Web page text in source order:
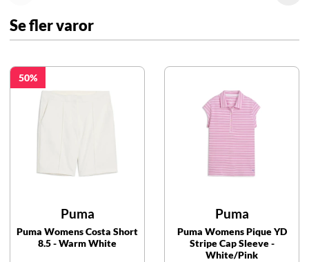
Se fler varor
50
Puma
Puma Womens Costa Short
8.5 - Warm White
Puma
Puma Womens Pique YD
Stripe Cap Sleeve -
White/Pink